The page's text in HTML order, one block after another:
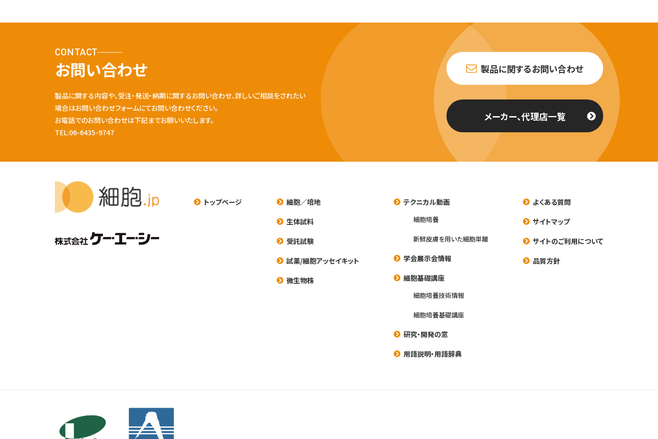
CONTACT
お問い合わせ
製品に関する内容や、受注・発送・納期に関するお問い合わせ、詳しいご相談をされたい
場合はお問い合わせフォームにてお問い合わせください。
お電話でのお問い合わせは下記までお願いいたします。
TEL:06-6435-9747
製品に関するお問い合わせ
メーカー、代理店一覧
トップページ
細胞／培地
生体試料
受託試験
試薬/細胞アッセイキット
微生物株
テクニカル動画
細胞培養
新鮮皮膚を用いた細胞単離
学会展示会情報
細胞基礎講座
細胞培養技術情報
細胞培養基礎講座
研究・開発の窓
用語説明・用語辞典
よくある質問
サイトマップ
サイトのご利用について
品質方針